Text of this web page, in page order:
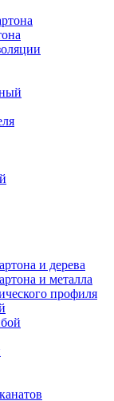
и дерева
и металла
профиля